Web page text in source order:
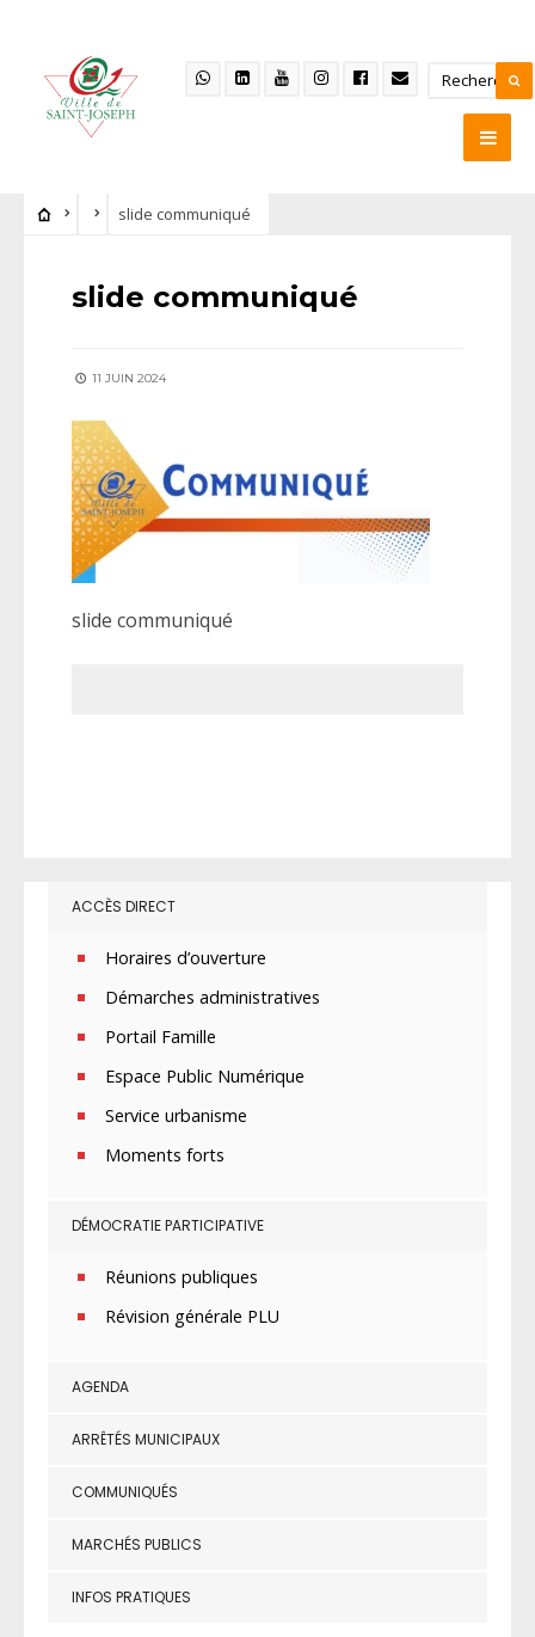
slide communiqué
slide communiqué
11 JUIN 2024
slide communiqué
ACCÈS DIRECT
Horaires d’ouverture
Démarches administratives
Portail Famille
Espace Public Numérique
Service urbanisme
Moments forts
DÉMOCRATIE PARTICIPATIVE
Réunions publiques
Révision générale PLU
AGENDA
ARRÊTÉS MUNICIPAUX
COMMUNIQUÉS
MARCHÉS PUBLICS
INFOS PRATIQUES